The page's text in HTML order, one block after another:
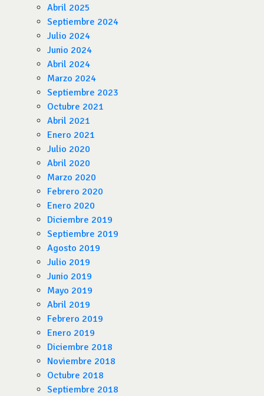
Abril 2025
Septiembre 2024
Julio 2024
Junio 2024
Abril 2024
Marzo 2024
Septiembre 2023
Octubre 2021
Abril 2021
Enero 2021
Julio 2020
Abril 2020
Marzo 2020
Febrero 2020
Enero 2020
Diciembre 2019
Septiembre 2019
Agosto 2019
Julio 2019
Junio 2019
Mayo 2019
Abril 2019
Febrero 2019
Enero 2019
Diciembre 2018
Noviembre 2018
Octubre 2018
Septiembre 2018